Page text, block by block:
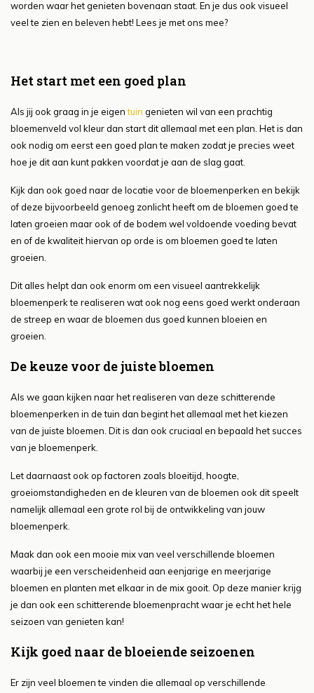
worden waar het genieten bovenaan staat. En je dus ook visueel
veel te zien en beleven hebt! Lees je met ons mee?
Het start met een goed plan
Als jij ook graag in je eigentuin genieten wil van een prachtig
bloemenveld vol kleur dan start dit allemaal met een plan. Het is dan
ook nodig om eerst een goed plan te maken zodat je precies weet
hoe je dit aan kunt pakken voordat je aan de slag gaat.
Kijk dan ook goed naar de locatie voor de bloemenperken en bekijk
of deze bijvoorbeeld genoeg zonlicht heeft om de bloemen goed te
laten groeien maar ook of de bodem wel voldoende voeding bevat
en of de kwaliteit hiervan op orde is om bloemen goed te laten
groeien.
Dit alles helpt dan ook enorm om een visueel aantrekkelijk
bloemenperk te realiseren wat ook nog eens goed werkt onderaan
de streep en waar de bloemen dus goed kunnen bloeien en
groeien.
De keuze voor de juiste bloemen
Als we gaan kijken naar het realiseren van deze schitterende
bloemenperken in de tuin dan begint het allemaal met het kiezen
van de juiste bloemen. Dit is dan ook cruciaal en bepaald het succes
van je bloemenperk.
Let daarnaast ook op factoren zoals bloeitijd, hoogte,
groeiomstandigheden en de kleuren van de bloemen ook dit speelt
namelijk allemaal een grote rol bij de ontwikkeling van jouw
bloemenperk.
Maak dan ook een mooie mix van veel verschillende bloemen
waarbij je een verscheidenheid aan eenjarige en meerjarige
bloemen en planten met elkaar in de mix gooit. Op deze manier krijg
je dan ook een schitterende bloemenpracht waar je echt het hele
seizoen van genieten kan!
Kijk goed naar de bloeiende seizoenen
Er zijn veel bloemen te vinden die allemaal op verschillende